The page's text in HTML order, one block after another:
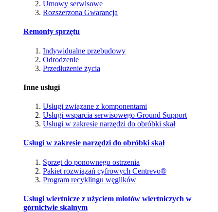
Umowy serwisowe
Rozszerzona Gwarancja
Remonty sprzętu
Indywidualne przebudowy
Odrodzenie
Przedłużenie życia
Inne usługi
Usługi związane z komponentami
Usługi wsparcia serwisowego Ground Support
Usługi w zakresie narzędzi do obróbki skał
Usługi w zakresie narzędzi do obróbki skał
Sprzęt do ponownego ostrzenia
Pakiet rozwiązań cyfrowych Centrevo®
Program recyklingu węglików
Usługi wiertnicze z użyciem młotów wiertniczych w
górnictwie skalnym